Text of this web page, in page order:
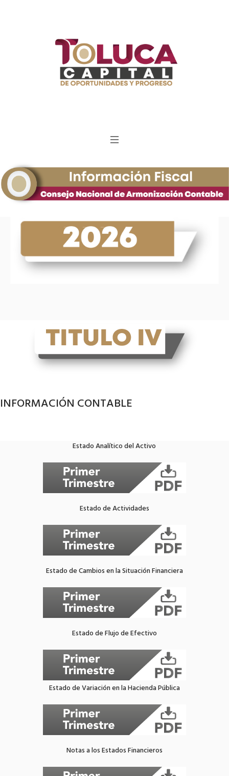
INFORMACIÓN CONTABLE
Estado Analítico del Activo
Estado de Actividades
Estado de Cambios en la Situación Financiera
Estado de Flujo de Efectivo
Estado de Variación en la Hacienda Pública
Notas a los Estados Financieros